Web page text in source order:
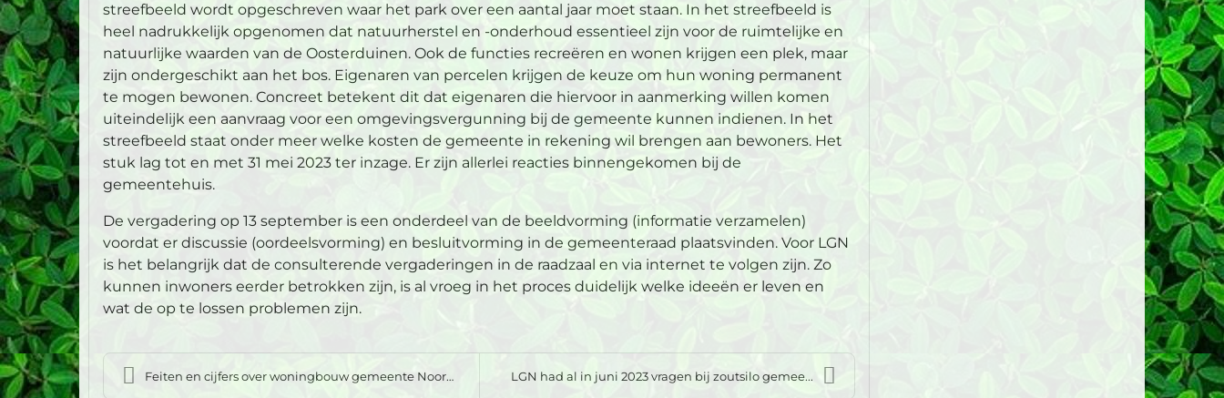
streefbeeld wordt opgeschreven waar het park over een aantal jaar moet staan. In het streefbeeld is
heel nadrukkelijk opgenomen dat natuurherstel en -onderhoud essentieel zijn voor de ruimtelijke en
natuurlijke waarden van de Oosterduinen. Ook de functies recreëren en wonen krijgen een plek, maar
zijn ondergeschikt aan het bos. Eigenaren van percelen krijgen de keuze om hun woning permanent
te mogen bewonen. Concreet betekent dit dat eigenaren die hiervoor in aanmerking willen komen
uiteindelijk een aanvraag voor een omgevingsvergunning bij de gemeente kunnen indienen. In het
streefbeeld staat onder meer welke kosten de gemeente in rekening wil brengen aan bewoners. Het
stuk lag tot en met 31 mei 2023 ter inzage. Er zijn allerlei reacties binnengekomen bij de
gemeentehuis.
De vergadering op 13 september is een onderdeel van de beeldvorming (informatie verzamelen)
voordat er discussie (oordeelsvorming) en besluitvorming in de gemeenteraad plaatsvinden. Voor LGN
is het belangrijk dat de consulterende vergaderingen in de raadzaal en via internet te volgen zijn. Zo
kunnen inwoners eerder betrokken zijn, is al vroeg in het proces duidelijk welke ideeën er leven en
wat de op te lossen problemen zijn.
Feiten en cijfers over woningbouw gemeente Noorden... LGN had al in juni 2023 vragen bij zoutsilo gemee...